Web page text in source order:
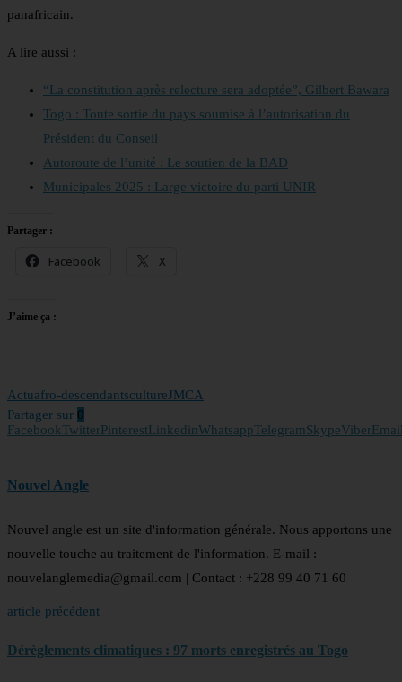
panafricain.
A lire aussi :
“La constitution après relecture sera adoptée”, Gilbert Bawara
Togo : Toute sortie du pays soumise à l’autorisation du
Président du Conseil
Autoroute de l’unité : Le soutien de la BAD
Municipales 2025 : Large victoire du parti UNIR
Partager :
Facebook X
J’aime ça :
Actuafro-descendantscultureJMCA
Partager sur 0
FacebookTwitterPinterestLinkedinWhatsappTelegramSkypeViber
Nouvel Angle
Nouvel angle est un site d'information générale. Nous apportons une
nouvelle touche au traitement de l'information. E-mail :
nouvelanglemedia@gmail.com | Contact : +228 99 40 71 60
article précédent
Dérèglements climatiques : 97 morts enregistrés au Togo